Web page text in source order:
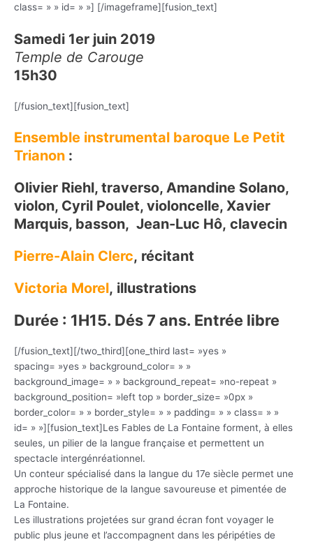
class= » » id= » »] [/imageframe][fusion_text]
Samedi 1er juin 2019
Temple de Carouge
15h30
[/fusion_text][fusion_text]
Ensemble instrumental baroque Le Petit
Trianon :
Olivier Riehl, traverso, Amandine Solano,
violon, Cyril Poulet, violoncelle, Xavier
Marquis, basson, Jean-Luc Hô, clavecin
Pierre-Alain Clerc, récitant
Victoria Morel, illustrations
Durée : 1H15. Dés 7 ans. Entrée libre
[/fusion_text][/two_third][one_third last= »yes »
spacing= »yes » background_color= » »
background_image= » » background_repeat= »no-repeat »
background_position= »left top » border_size= »0px »
border_color= » » border_style= » » padding= » » class= » »
id= » »][fusion_text]Les Fables de La Fontaine forment, à elles
seules, un pilier de la langue française et permettent un
spectacle intergénréationnel.
Un conteur spécialisé dans la langue du 17e siècle permet une
approche historique de la langue savoureuse et pimentée de
La Fontaine.
Les illustrations projetées sur grand écran font voyager le
public plus jeune et l’accompagnent dans les péripéties de